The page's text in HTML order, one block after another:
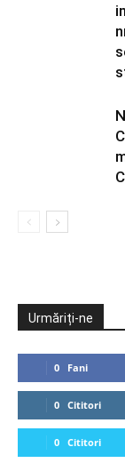
Urmăriți-ne
0 Fani
0 Cititori
0 Cititori